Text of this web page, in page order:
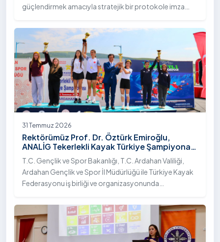
güçlendirmek amacıyla stratejik bir protokole imza
31 Temmuz 2026
Rektörümüz Prof. Dr. Öztürk Emiroğlu,
ANALİG Tekerlekli Kayak Türkiye Şampiyonası
Ödül Töreni’ne Katıldı
T.C. Gençlik ve Spor Bakanlığı, T.C. Ardahan Valiliği,
Ardahan Gençlik ve Spor İl Müdürlüğü ile Türkiye Kayak
Federasyonu iş birliği ve organizasyonunda
Sezonu Tekerlekli Kayak Türkiye Şampiyonası, 30-31
Temmuz 2026 tarihlerinde Ardahan Üniversitesi Yenisey
Yerleşkesi ev sahipliğinde tamamlandı.